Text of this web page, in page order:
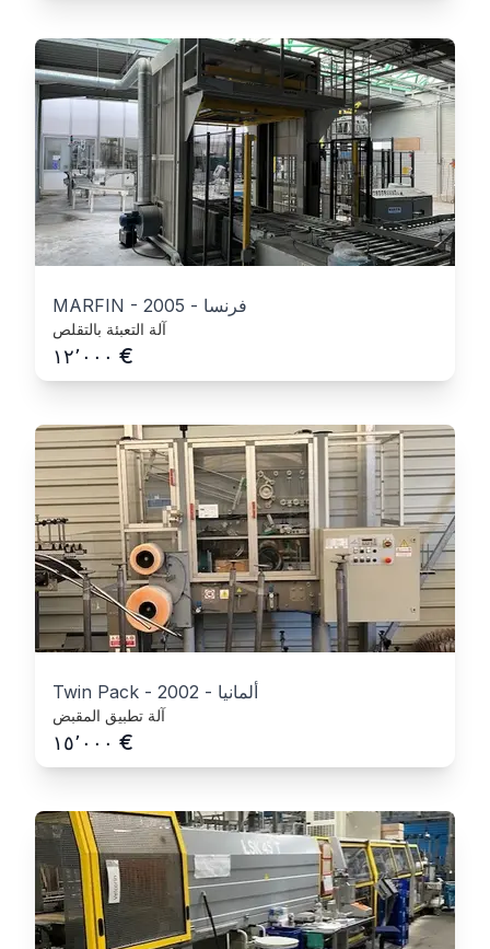
MARFIN - 2005 - فرنسا
آلة التعبئة بالتقلص
١٢٬٠٠٠ €
Twin Pack - 2002 - ألمانيا
آلة تطبيق المقبض
١٥٬٠٠٠ €